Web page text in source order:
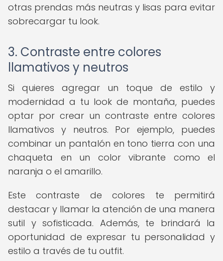
otras prendas más neutras y lisas para evitar
sobrecargar tu look.
3. Contraste entre colores
llamativos y neutros
Si quieres agregar un toque de estilo y
modernidad a tu look de montaña, puedes
optar por crear un contraste entre colores
llamativos y neutros. Por ejemplo, puedes
combinar un pantalón en tono tierra con una
chaqueta en un color vibrante como el
naranja o el amarillo.
Este contraste de colores te permitirá
destacar y llamar la atención de una manera
sutil y sofisticada. Además, te brindará la
oportunidad de expresar tu personalidad y
estilo a través de tu outfit.